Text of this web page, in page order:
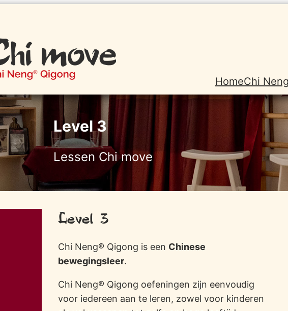
HomeChi
Level 3
Lessen Chi move
Level 3
Chi Neng® Qigong is een Chinese
bewegingsleer.
Chi Neng® Qigong oefeningen zijn eenvoudig
voor iedereen aan te leren, zowel voor kinderen